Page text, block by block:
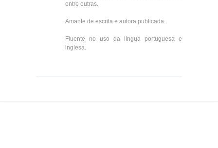
entre outras.
Amante de escrita e autora publicada.
Fluente no uso da língua portuguesa e
inglesa.